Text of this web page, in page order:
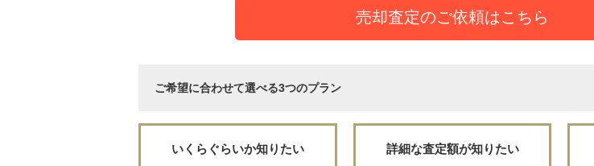
売却査定のご依頼はこちら
ご希望に合わせて選べる3つのプラン
いくらぐらいか知りたい 詳細な査定額が知りたい